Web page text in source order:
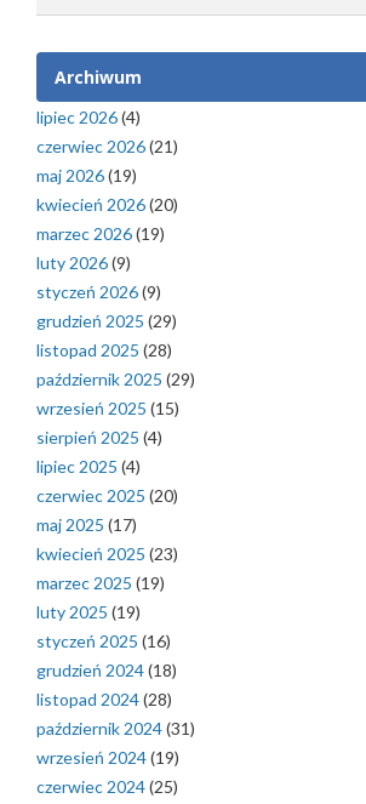
Archiwum
lipiec 2026(4)
czerwiec 2026(21)
maj 2026(19)
kwiecień 2026(20)
marzec 2026(19)
luty 2026(9)
styczeń 2026(9)
grudzień 2025 (29)
listopad 2025 (28)
październik 2025 (29)
wrzesień 2025 (15)
sierpień 2025 (4)
lipiec 2025 (4)
czerwiec 2025 (20)
maj 2025 (17)
kwiecień 2025 (23)
marzec 2025 (19)
luty 2025 (19)
styczeń 2025 (16)
grudzień 2024(18)
listopad 2024(28)
październik 2024(31)
wrzesień 2024(19)
czerwiec 2024(25)